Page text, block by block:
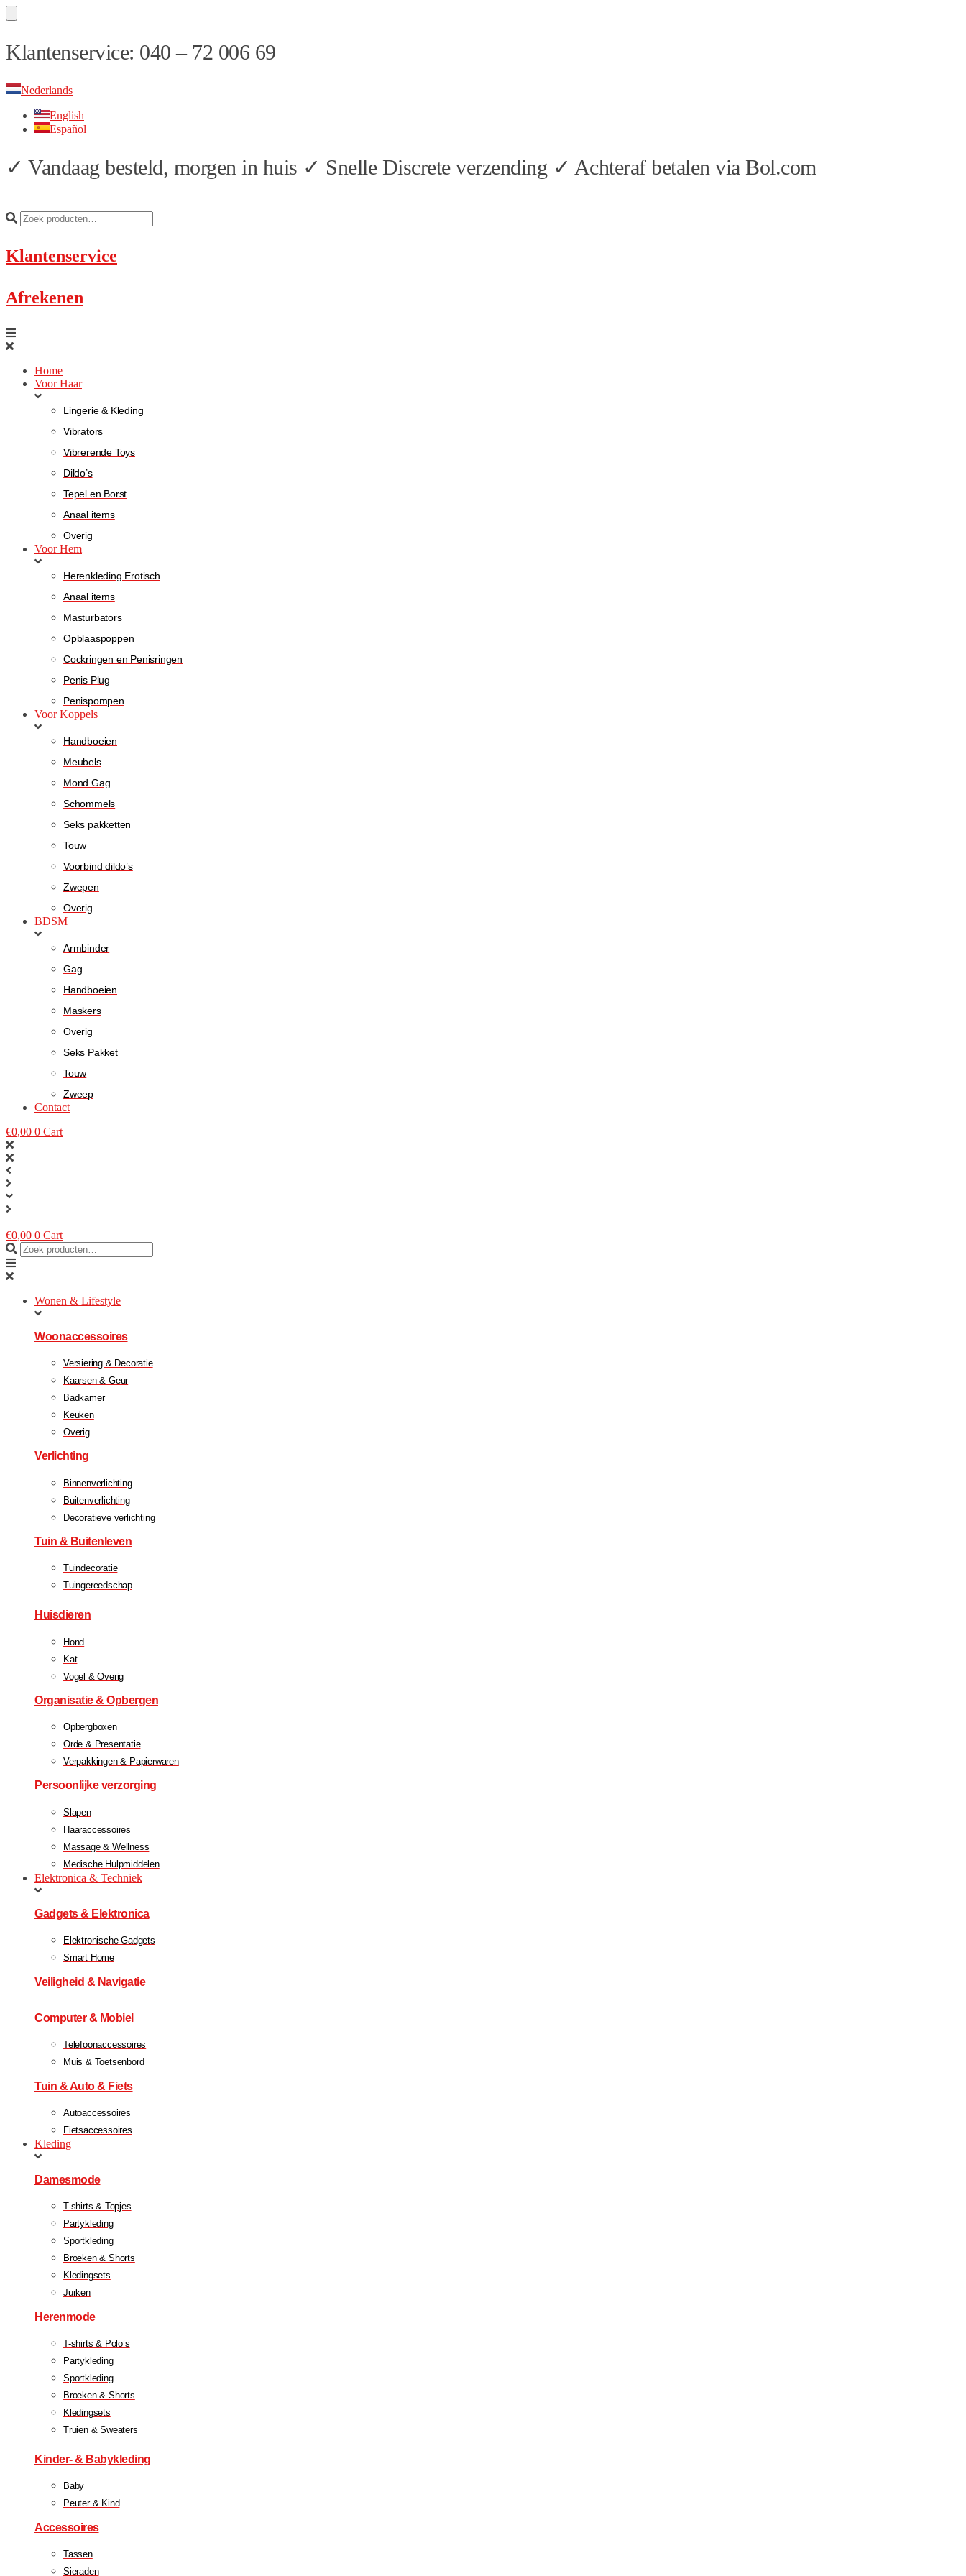
Skip
to
Skip
to
Klantenservice: 040 – 72 006 69
Nederlands
English
Español
✓ Vandaag besteld, morgen in huis ✓ Snelle Discrete verzending ✓ Achteraf betalen via Bol.com
Klantenservice
Afrekenen
Home
Voor Haar
Lingerie & Kleding
Vibrators
Vibrerende Toys
Dildo’s
Tepel en Borst
Anaal items
Overig
Voor Hem
Herenkleding Erotisch
Anaal items
Masturbators
Opblaaspoppen
Cockringen en Penisringen
Penis Plug
Penispompen
Voor Koppels
Handboeien
Meubels
Mond Gag
Schommels
Seks pakketten
Touw
Voorbind dildo’s
Zwepen
Overig
BDSM
Armbinder
Gag
Handboeien
Maskers
Overig
Seks Pakket
Touw
Zweep
Contact
€0,00 0 Cart
€0,00 0 Cart
Wonen & Lifestyle
Woonaccessoires
Versiering & Decoratie
Kaarsen & Geur
Badkamer
Keuken
Overig
Verlichting
Binnenverlichting
Buitenverlichting
Decoratieve verlichting
Tuin & Buitenleven
Tuindecoratie
Tuingereedschap
Huisdieren
Hond
Kat
Vogel & Overig
Organisatie & Opbergen
Opbergboxen
Orde & Presentatie
Verpakkingen & Papierwaren
Persoonlijke verzorging
Slapen
Haaraccessoires
Massage & Wellness
Medische Hulpmiddelen
Elektronica & Techniek
Gadgets & Elektronica
Elektronische Gadgets
Smart Home
Veiligheid & Navigatie
Computer & Mobiel
Telefoonaccessoires
Muis & Toetsenbord
Tuin & Auto & Fiets
Autoaccessoires
Fietsaccessoires
Kleding
Damesmode
T-shirts & Topjes
Partykleding
Sportkleding
Broeken & Shorts
Kledingsets
Jurken
Herenmode
T-shirts & Polo’s
Partykleding
Sportkleding
Broeken & Shorts
Kledingsets
Truien & Sweaters
Kinder- & Babykleding
Baby
Peuter & Kind
Accessoires
Tassen
Sieraden